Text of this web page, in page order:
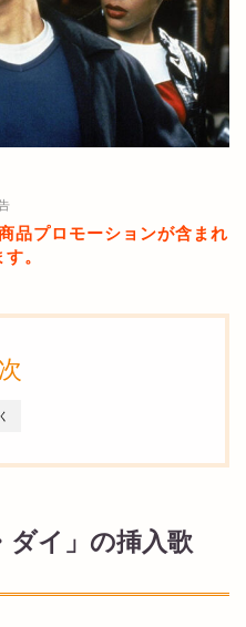
品プロモーションが含まれ
。
ダイ」の挿入歌